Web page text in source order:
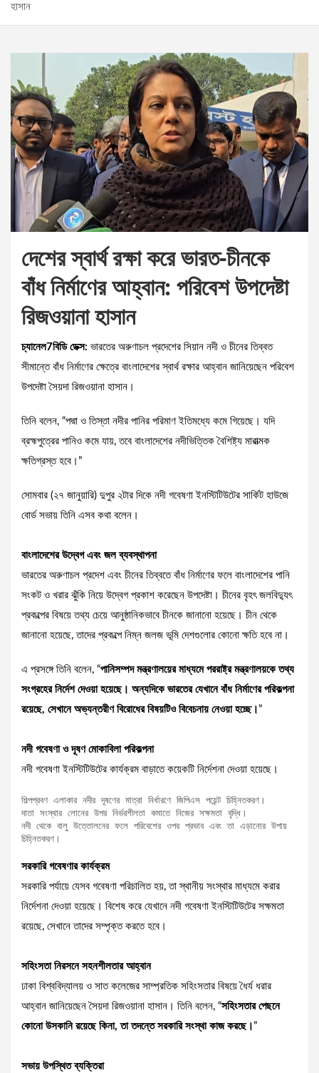
হাসান
দেশের স্বার্থ রক্ষা করে ভারত-চীনকে
বাঁধ নির্মাণের আহ্বান: পরিবেশ উপদেষ্টা
রিজওয়ানা হাসান
চ্যানেল7বিডি ডেক্স: ভারতের অরুণাচল প্রদেশের সিয়ান নদী ও চীনের তিব্বত
সীমান্তে বাঁধ নির্মাণের ক্ষেত্রে বাংলাদেশের স্বার্থ রক্ষার আহ্বান জানিয়েছেন পরিবেশ
উপদেষ্টা সৈয়দা রিজওয়ানা হাসান।
তিনি বলেন, “পদ্মা ও তিস্তা নদীর পানির পরিমাণ ইতিমধ্যে কমে গিয়েছে। যদি
ব্রহ্মপুত্রের পানিও কমে যায়, তবে বাংলাদেশের নদীভিত্তিক বৈশিষ্ট্য মারাত্মক
ক্ষতিগ্রস্ত হবে।”
সোমবার (২৭ জানুয়ারি) দুপুর ২টার দিকে নদী গবেষণা ইনস্টিটিউটের সার্কিট হাউজে
বোর্ড সভায় তিনি এসব কথা বলেন।
বাংলাদেশের উদ্বেগ এবং জল ব্যবস্থাপনা
ভারতের অরুণাচল প্রদেশ এবং চীনের তিব্বতে বাঁধ নির্মাণের ফলে বাংলাদেশের পানি
সংকট ও খরার ঝুঁকি নিয়ে উদ্বেগ প্রকাশ করেছেন উপদেষ্টা। চীনের বৃহৎ জলবিদ্যুৎ
প্রকল্পের বিষয়ে তথ্য চেয়ে আনুষ্ঠানিকভাবে চীনকে জানানো হয়েছে। চীন থেকে
জানানো হয়েছে, তাদের প্রকল্পে নিম্ন জলজ ভূমি দেশগুলোর কোনো ক্ষতি হবে না।
এ প্রসঙ্গে তিনি বলেন, “পানিসম্পদ মন্ত্রণালয়ের মাধ্যমে পররাষ্ট্র মন্ত্রণালয়কে তথ্য
সংগ্রহের নির্দেশ দেওয়া হয়েছে। অন্যদিকে ভারতের যেখানে বাঁধ নির্মাণের পরিকল্পনা
রয়েছে, সেখানে অভ্যন্তরীণ বিরোধের বিষয়টিও বিবেচনায় নেওয়া হচ্ছে। ”
নদী গবেষণা ও দূষণ মোকাবিলা পরিকল্পনা
নদী গবেষণা ইনস্টিটিউটের কার্যক্রম বাড়াতে কয়েকটি নির্দেশনা দেওয়া হয়েছে।
শিল্পপ্রবণ এলাকার নদীর দূষণের মাত্রা নির্ধারণে জিপিএস পয়েন্ট চিহ্নিতকরণ।
দাতা সংস্থার লোনের উপর নির্ভরশীলতা কমাতে নিজের সক্ষমতা বৃদ্ধি।
নদী থেকে বালু উত্তোলনের ফলে পরিবেশের ওপর প্রভাব এবং তা এড়ানোর উপায়
চিহ্নিতকরণ।
সরকারি গবেষণার কার্যক্রম
সরকারি পর্যায়ে যেসব গবেষণা পরিচালিত হয়, তা স্থানীয় সংস্থার মাধ্যমে করার
নির্দেশনা দেওয়া হয়েছে। বিশেষ করে যেখানে নদী গবেষণা ইনস্টিটিউটের সক্ষমতা
রয়েছে, সেখানে তাদের সম্পৃক্ত করতে হবে।
সহিংসতা নিরসনে সহনশীলতার আহ্বান
ঢাকা বিশ্ববিদ্যালয় ও সাত কলেজের সাম্প্রতিক সহিংসতার বিষয়ে ধৈর্য ধরার
আহ্বান জানিয়েছেন সৈয়দা রিজওয়ানা হাসান। তিনি বলেন, “সহিংসতার পেছনে
কোনো উসকানি রয়েছে কিনা, তা তদন্তে সরকারি সংস্থা কাজ করছে। ”
সভায় উপস্থিত ব্যক্তিরা